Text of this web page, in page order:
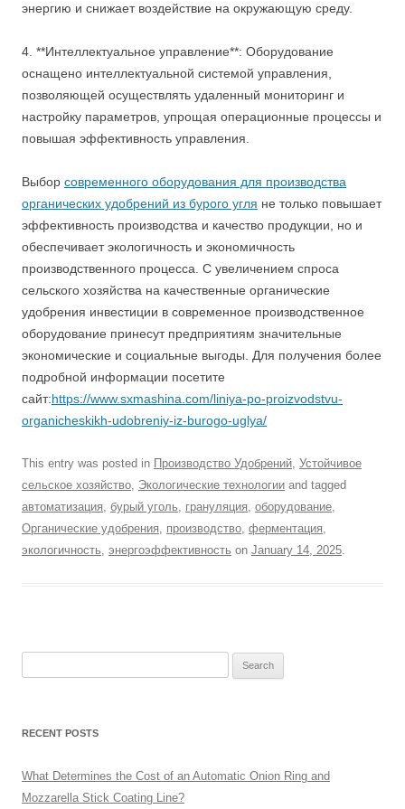
энергию и снижает воздействие на окружающую среду.
4. **Интеллектуальное управление**: Оборудование
оснащено интеллектуальной системой управления,
позволяющей осуществлять удаленный мониторинг и
настройку параметров, упрощая операционные процессы и
повышая эффективность управления.
Выбор современного оборудования для производства
органических удобрений из бурого угля не только повышает
эффективность производства и качество продукции, но и
обеспечивает экологичность и экономичность
производственного процесса. С увеличением спроса
сельского хозяйства на качественные органические
удобрения инвестиции в современное производственное
оборудование принесут предприятиям значительные
экономические и социальные выгоды. Для получения более
подробной информации посетите
сайт:https://www.sxmashina.com/liniya-po-proizvodstvu-
organicheskikh-udobreniy-iz-burogo-uglya/
This entry was posted in Производство Удобрений, Устойчивое
сельское хозяйство, Экологические технологии and tagged
автоматизация, бурый уголь, грануляция, оборудование,
Органические удобрения, производство, ферментация,
экологичность, энергоэффективность on January 14, 2025.
RECENT POSTS
What Determines the Cost of an Automatic Onion Ring and
Mozzarella Stick Coating Line?